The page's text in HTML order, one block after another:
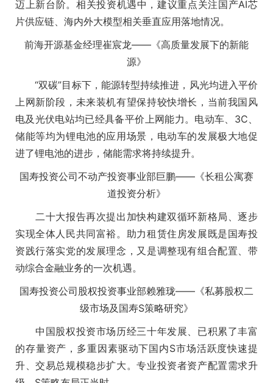
迈上新台阶。相关投资机遇中，建议重点关注国产AI芯
片供应链、海内外大模型相关垂直应用落地情况。
前海开源基金经理崔宸龙——《高质量发展下的新能
源》
“双碳”目标下，能源转型持续推进，风光均进入平价
上网新阶段，未来装机有望保持较快增长，当前我国风
电及光伏电站均已经具备平价上网能力。电动车、3C、
储能等均为锂电池的应用场景，电动车的发展极大地促
进了锂电池的进步，储能需求将持续提升。
国寿投资公司不动产投资事业部巨鹏——《长租公寓赛
道投资分析》
二十大报告再次提出加快构建双循环新格局、逐步
实现全体人民共同富裕。助力租赁住房发展既是国寿投
资践行落实党的发展理念，又是调整现有组合配置、带
动综合金融业务的一次机遇。
国寿投资公司股权投资事业部赖雅珑——《私募股权二
级市场及国寿S策略研究》
中国股权投资市场历经三十年发展、已积累了丰富
的存量资产，多重因素驱动下国内S市场活跃度快速提
升、交易总规模稳步扩大。专业投资者资产配置需求升